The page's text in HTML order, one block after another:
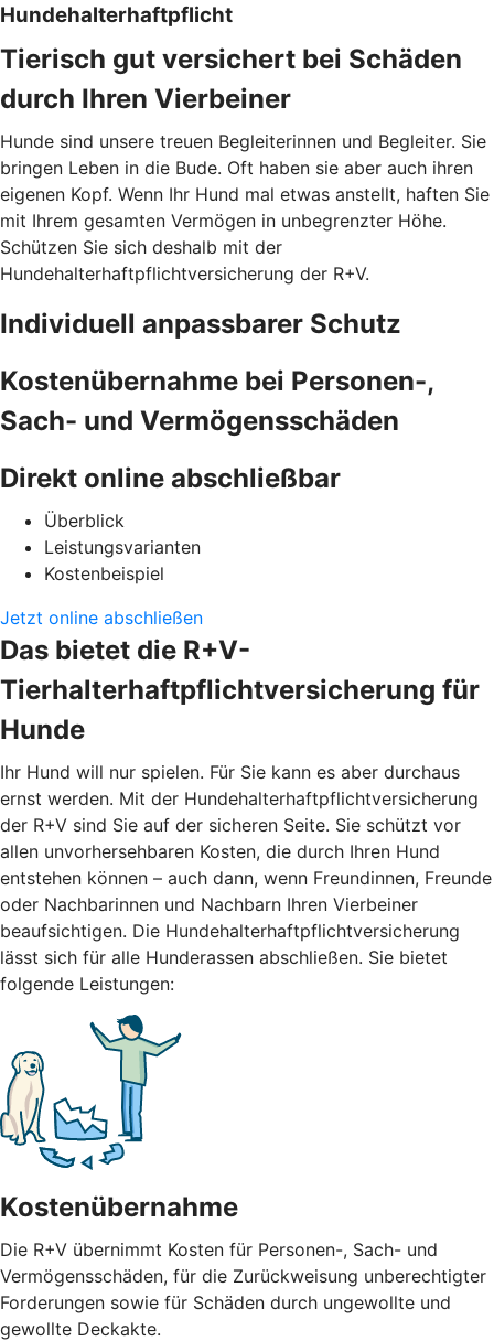
Hundehalterhaftpflicht
Tierisch gut versichert bei Schäden
durch Ihren Vierbeiner
Hunde sind unsere treuen Begleiterinnen und Begleiter. Sie
bringen Leben in die Bude. Oft haben sie aber auch ihren
eigenen Kopf. Wenn Ihr Hund mal etwas anstellt, haften Sie
mit Ihrem gesamten Vermögen in unbegrenzter Höhe.
Schützen Sie sich deshalb mit der
Hundehalterhaftpflichtversicherung der R+V.
Individuell anpassbarer Schutz
Kostenübernahme bei Personen-,
Sach- und Vermögensschäden
Direkt online abschließbar
Überblick
Leistungsvarianten
Kostenbeispiel
Jetzt online abschließen
Das bietet die R+V-
Tierhalterhaftpflichtversicherung für
Hunde
Ihr Hund will nur spielen. Für Sie kann es aber durchaus
ernst werden. Mit der Hundehalterhaftpflichtversicherung
der R+V sind Sie auf der sicheren Seite. Sie schützt vor
allen unvorhersehbaren Kosten, die durch Ihren Hund
entstehen können – auch dann, wenn Freundinnen, Freunde
oder Nachbarinnen und Nachbarn Ihren Vierbeiner
beaufsichtigen. Die Hundehalterhaftpflichtversicherung
lässt sich für alle Hunderassen abschließen. Sie bietet
folgende Leistungen:
Kostenübernahme
Die R+V übernimmt Kosten für Personen-, Sach- und
Vermögensschäden, für die Zurückweisung unberechtigter
Forderungen sowie für Schäden durch ungewollte und
gewollte Deckakte.